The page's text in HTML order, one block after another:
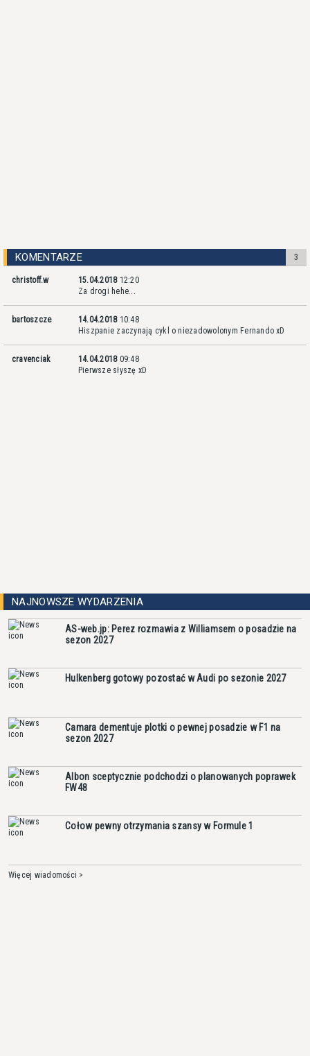
KOMENTARZE 3
christoff.w 15.04.2018 12:20
Za drogi hehe...
bartoszcze 14.04.2018 10:48
Hiszpanie zaczynają cykl o niezadowolonym Fernando xD
cravenciak 14.04.2018 09:48
Pierwsze słyszę xD
NAJNOWSZE WYDARZENIA
AS-web.jp: Perez rozmawia z Williamsem o posadzie na
sezon 2027
Hulkenberg gotowy pozostać w Audi po sezonie 2027
Camara dementuje plotki o pewnej posadzie w F1 na
sezon 2027
Albon sceptycznie podchodzi o planowanych poprawek
FW48
Cołow pewny otrzymania szansy w Formule 1
Więcej wiadomości >